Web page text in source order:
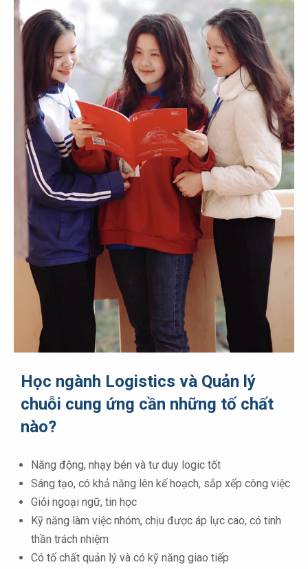
Học ngành Logistics và Quản lý
chuỗi cung ứng cần những tố chất
nào?
Năng động, nhạy bén và tư duy logic tốt
Sáng tạo, có khả năng lên kế hoạch, sắp xếp công việc
Giỏi ngoại ngữ, tin học
Kỹ năng làm việc nhóm, chịu được áp lực cao, có tinh
thần trách nhiệm
Có tố chất quản lý và có kỹ năng giao tiếp